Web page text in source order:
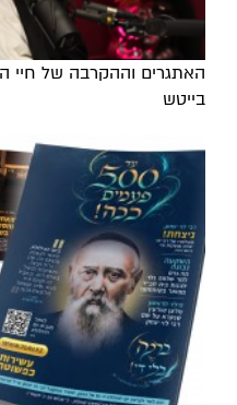
האתגרים וההקרבה של חיי
בייטש